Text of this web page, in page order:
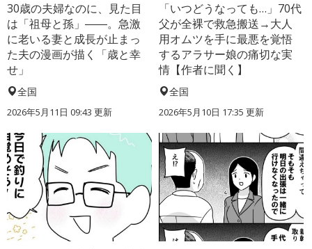
30歳の夫婦なのに、見た目
は「祖母と孫」――。急激
に老いる妻と成長が止まっ
た夫の漫画が描く「歳と幸
せ」
全国
2026年5月11日 09:43 更新
「いつどうなっても…」70代
父が全裸で救急搬送→大人
用オムツを手に最悪を覚悟
するアラサー娘の痛切な実
情【作者に聞く】
全国
2026年5月10日 17:35 更新